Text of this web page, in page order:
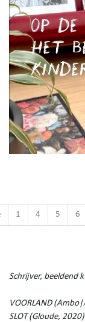
1 4 5 6
Schrijver, beeldend
VOORLAND
SLOT (Gloude, 2020)